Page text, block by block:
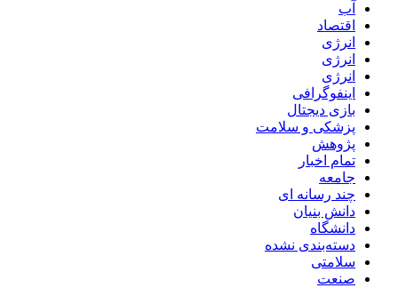
آب
اقتصاد
انرژی
انرژی
انرژی
اینفوگرافی
بازی دیجتال
پزشکی و سلامت
پژوهش
تمام اخبار
جامعه
چند رسانه ای
دانش بنیان
دانشگاه
دسته‌بندی نشده
سلامتی
صنعت